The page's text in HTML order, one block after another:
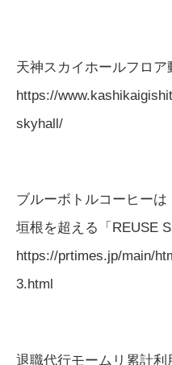
天神スカイホールフロア
https://
skyhall/
ブルーボトルコーヒー
垣根を超える「REUSE
https://prtimes.jp/main/
3.html
退職代行モームリ累計利